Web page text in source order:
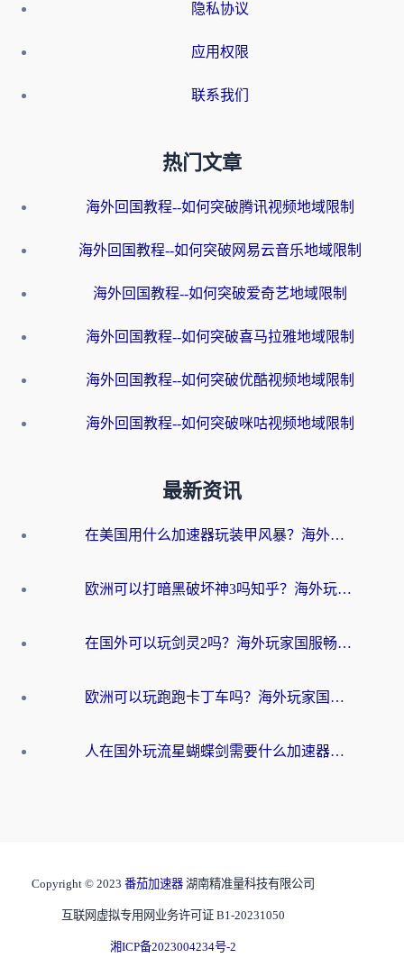
隐私协议
应用权限
联系我们
热门文章
海外回国教程--如何突破腾讯视频地域限制
海外回国教程--如何突破网易云音乐地域限制
海外回国教程--如何突破爱奇艺地域限制
海外回国教程--如何突破喜马拉雅地域限制
海外回国教程--如何突破优酷视频地域限制
海外回国教程--如何突破咪咕视频地域限制
最新资讯
在美国用什么加速器玩装甲风暴？海外玩家亲测有效的国服游戏加速指南
欧洲可以打暗黑破坏神3吗知乎？海外玩家国服游戏加速终极指南
在国外可以玩剑灵2吗？海外玩家国服畅玩终极指南（附永恒之塔明日方舟加速方案）
欧洲可以玩跑跑卡丁车吗？海外玩家国服游戏畅玩终极指南（附QQ炫舞剑网3解决方案）
人在国外玩流星蝴蝶剑需要什么加速器？老玩家亲测的终极解决方案
Copyright © 2023 番茄加速器 湖南精准量科技有限公司
互联网虚拟专用网业务许可证 B1-20231050
湘ICP备2023004234号-2